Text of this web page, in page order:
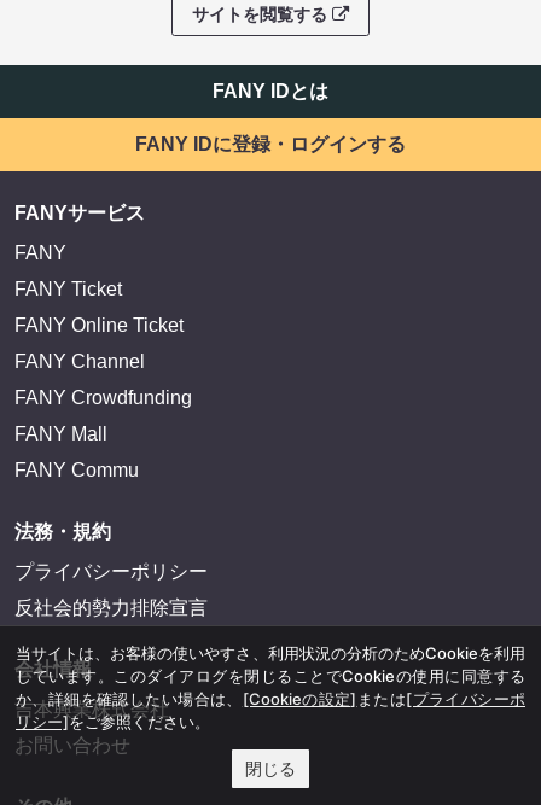
サイトを閲覧する
FANY IDとは
FANY IDに登録・ログインする
FANYサービス
FANY
FANY Ticket
FANY Online Ticket
FANY Channel
FANY Crowdfunding
FANY Mall
FANY Commu
法務・規約
プライバシーポリシー
反社会的勢力排除宣言
会社情報
吉本興業株式会社
お問い合わせ
当サイトは、お客様の使いやすさ、利用状況の分析のためCookieを利用
しています。このダイアログを閉じることでCookieの使用に同意する
か、詳細を確認したい場合は、 [Cookieの設定] または[プライバシーポ
リシー]をご参照ください。
閉じる